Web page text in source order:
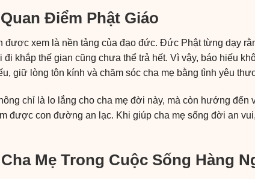
Điểm Phật Giáo
được xem là nền tảng của đạo đức. Đức Phật từng dạy
đi khắp thế gian cũng chưa thể trả hết. Vì vậy, báo hiếu
giữ lòng tôn kính và chăm sóc cha mẹ bằng tình yêu
chỉ là lo lắng cho cha mẹ đời này, mà còn hướng đến
được con đường an lạc. Khi giúp cha mẹ sống đời an
Mẹ Trong Cuộc Sống Hàng